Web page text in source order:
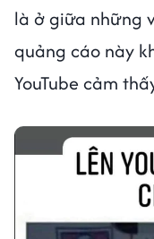
là ở giữa những
quảng cáo này
YouTube cảm